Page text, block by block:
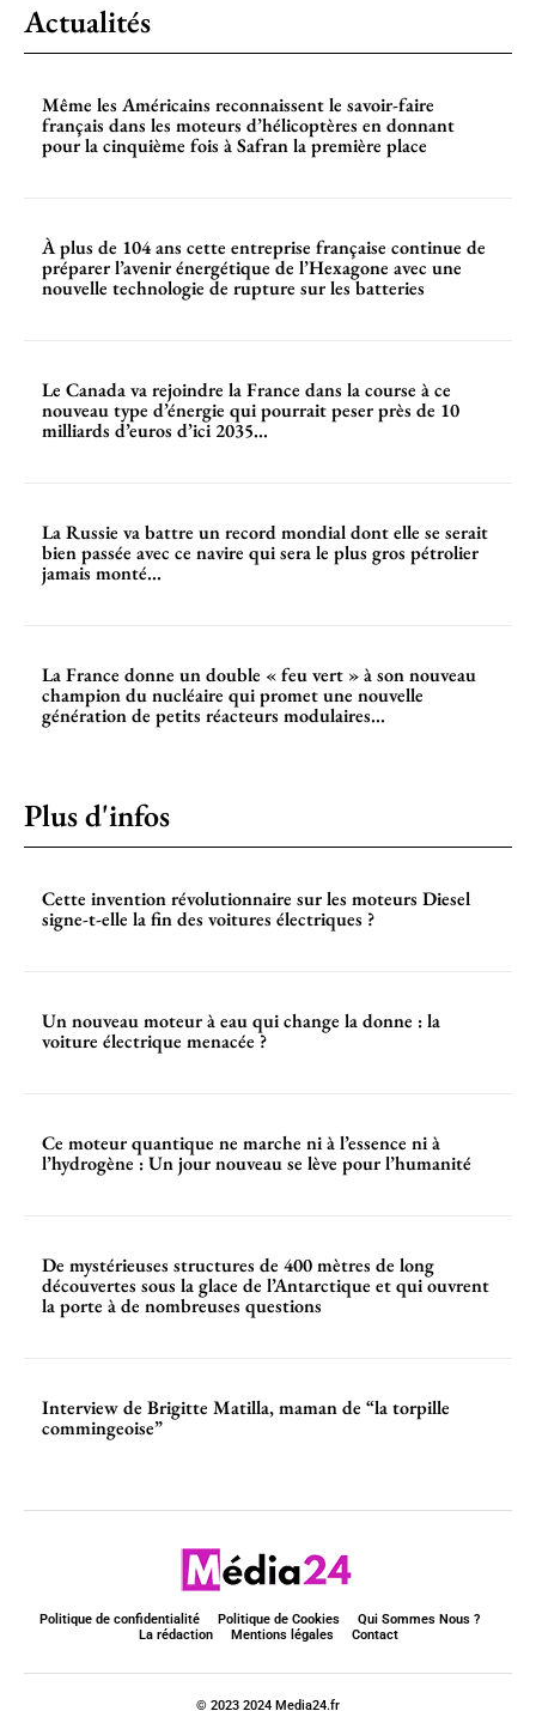
Actualités
Même les Américains reconnaissent le savoir-faire
français dans les moteurs d’hélicoptères en donnant
pour la cinquième fois à Safran la première place
À plus de 104 ans cette entreprise française continue de
préparer l’avenir énergétique de l’Hexagone avec une
nouvelle technologie de rupture sur les batteries
Le Canada va rejoindre la France dans la course à ce
nouveau type d’énergie qui pourrait peser près de 10
milliards d’euros d’ici 2035...
La Russie va battre un record mondial dont elle se serait
bien passée avec ce navire qui sera le plus gros pétrolier
jamais monté...
La France donne un double « feu vert » à son nouveau
champion du nucléaire qui promet une nouvelle
génération de petits réacteurs modulaires...
Plus d'infos
Cette invention révolutionnaire sur les moteurs Diesel
signe-t-elle la fin des voitures électriques ?
Un nouveau moteur à eau qui change la donne : la
voiture électrique menacée ?
Ce moteur quantique ne marche ni à l’essence ni à
l’hydrogène : Un jour nouveau se lève pour l’humanité
De mystérieuses structures de 400 mètres de long
découvertes sous la glace de l’Antarctique et qui ouvrent
la porte à de nombreuses questions
Interview de Brigitte Matilla, maman de “la torpille
commingeoise”
Politique de confidentialité Politique de Cookies
Qui Sommes Nous ?
La rédaction
Mentions légales Contact
© 2023 2024 Media24.fr